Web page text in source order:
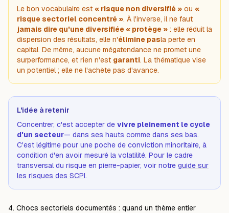
Le bon vocabulaire est « risque non diversifié » ou «
risque sectoriel concentré ». À l'inverse, il ne faut
jamais dire qu'une diversifiée « protège » : elle réduit la
dispersion des résultats, elle n'élimine pasla perte en
capital. De même, aucune mégatendance ne promet une
surperformance, et rien n'est garanti. La thématique vise
un potentiel ; elle ne l'achète pas d'avance.
L'idée à retenir
Concentrer, c'est accepter de vivre pleinement le cycle
d'un secteur— dans ses hauts comme dans ses bas.
C'est légitime pour une poche de conviction minoritaire, à
condition d'en avoir mesuré la volatilité. Pour le cadre
transversal du risque en pierre-papier, voir notre guide sur
les risques des SCPI.
4. Chocs sectoriels documentés : quand un thème entier